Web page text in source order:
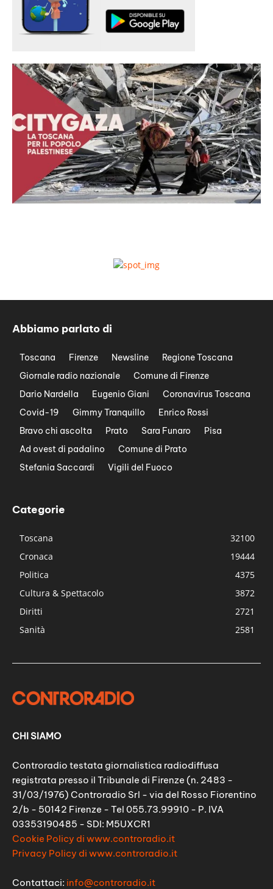
Abbiamo parlato di
Toscana Firenze Newsline
Regione Toscana
Giornale radio nazionale
Comune di Firenze
Dario Nardella
Eugenio Giani
Coronavirus Toscana
Covid-19
Gimmy Tranquillo
Enrico Rossi
Bravo chi ascolta
Prato Sara Funaro
Pisa
Ad ovest di padalino
Comune di Prato
Stefania Saccardi
Vigili del Fuoco
Categorie
Toscana
32100
Cronaca
19444
Politica
4375
Cultura & Spettacolo
3872
Diritti
2721
Sanità
2581
CHI SIAMO
Controradio testata giornalistica radiodiffusa
registrata presso il Tribunale di Firenze (n. 2483 -
31/03/1976) Controradio Srl - via del Rosso Fiorentino
2/b - 50142 Firenze - Tel 055.73.99910 - P. IVA
03353190485 - SDI: M5UXCR1
Cookie Policy di www.controradio.it
Privacy Policy di www.controradio.it
Contattaci: info@controradio.it